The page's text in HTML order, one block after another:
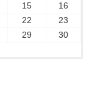
15
16
22
23
29
30